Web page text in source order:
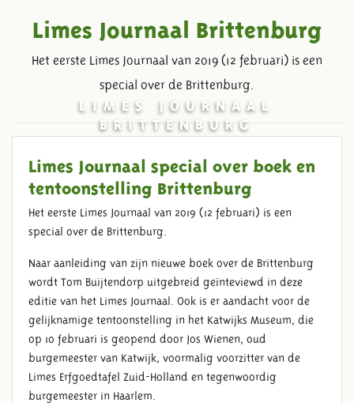
LIMES JOURNAAL
BRITTENBURG
Limes Journaal Brittenburg
Het eerste Limes Journaal van 2019 (12 februari) is een
special over de Brittenburg.
Limes Journaal special over boek en
tentoonstelling Brittenburg
Het eerste Limes Journaal van 2019 (12 februari) is een
special over de Brittenburg.
Naar aanleiding van zijn nieuwe boek over de Brittenburg
wordt Tom Buijtendorp uitgebreid geïnteviewd in deze
editie van het Limes Journaal. Ook is er aandacht voor de
gelijknamige tentoonstelling in het Katwijks Museum, die
op 10 februari is geopend door Jos Wienen, oud
burgemeester van Katwijk, voormalig voorzitter van de
Limes Erfgoedtafel Zuid-Holland en tegenwoordig
burgemeester in Haarlem.